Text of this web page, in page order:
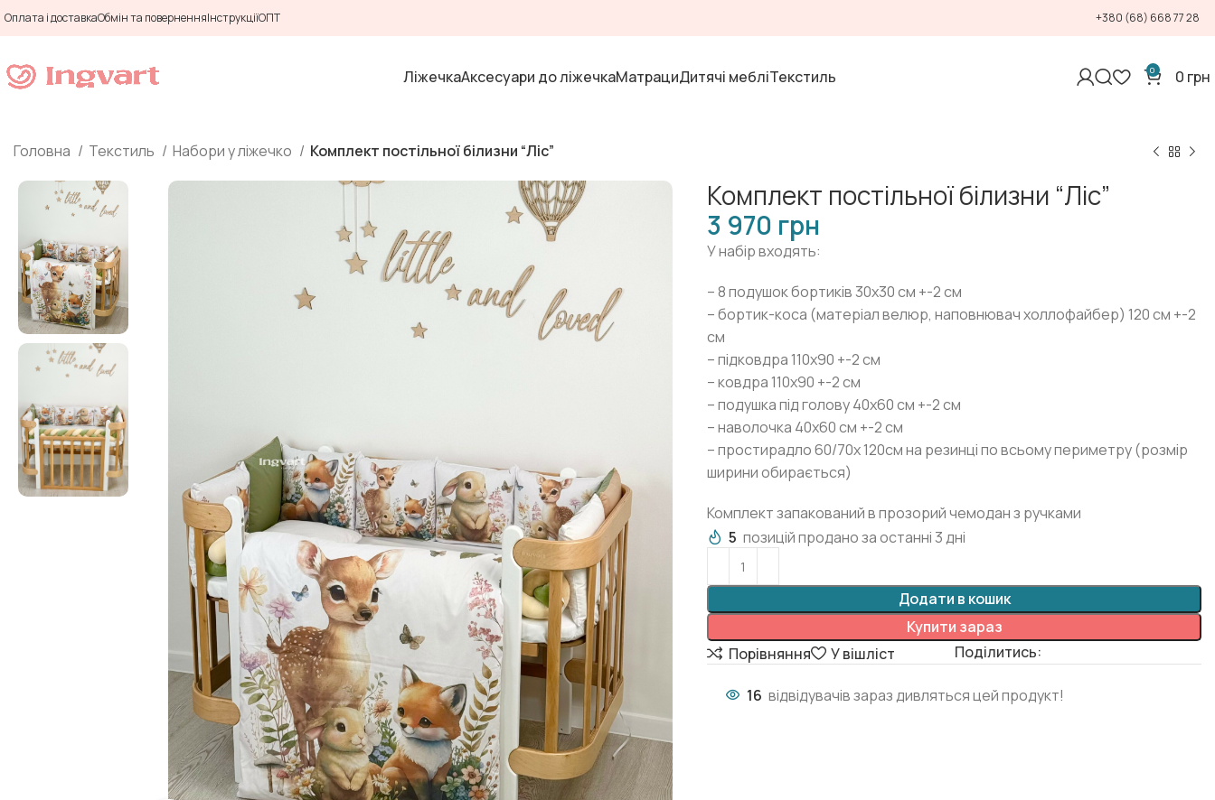
Оплата і доставкаОбмін та поверненняІнструкціїОПТ +380 (68) 668 77 28
ЛіжечкаАксесуари до ліжечкаМатрациДитячі мебліТекстиль 0 0 грн
Головна Текстиль Набори у ліжечко Комплект постільної білизни “Ліс”
Комплект постільної білизни “Ліс”
грн
У набір входять:
– 8 подушок бортиків 30х30 см +-2 см
– бортик-коса (матеріал велюр, наповнювач холлофайбер) 120 см +-2
см
– підковдра 110х90 +-2 см
– ковдра 110х90 +-2 см
– подушка під голову 40х60 см +-2 см
– наволочка 40х60 см +-2 см
– простирадло 60/70х 120см на резинці по всьому периметру (розмір
ширини обирається)
Комплект запакований в прозорий чемодан з ручками
5 позицій продано за останні 3 дні
Додати в кошик
Купити зараз
Порівняння
У вішліст Поділитись:
16 відвідувачів зараз дивляться цей продукт!